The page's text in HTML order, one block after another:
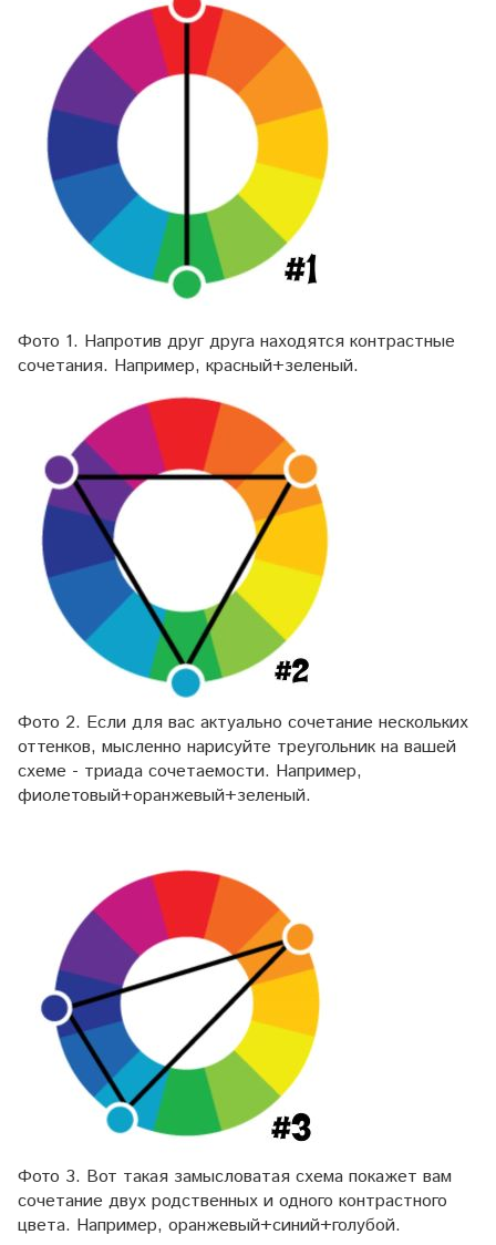
Фото 1. Напротив друг друга находятся контрастные
сочетания. Например, красный+зеленый.
Фото 2. Если для вас актуально сочетание нескольких
оттенков, мысленно нарисуйте треугольник на вашей
схеме - триада сочетаемости. Например,
фиолетовый+оранжевый+зеленый.
Фото 3. Вот такая замысловатая схема покажет вам
сочетание двух родственных и одного контрастного
цвета. Например, оранжевый+синий+голубой.